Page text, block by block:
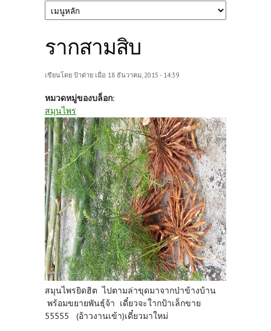
รากสามสิบ
เขียนโดย ป้าต่าย เมื่อ 18 ธันวาคม, 2015 - 14:39
หมวดหมู่ของบล็อก:
สมุนไพร
สมุนไพรยิดฮิต ไปตามล่าขุดมาจากป่าข้างบ้าน
พร้อมขยายพันธุ์จ้า เดี๋ยวจะใากป้าเล็กขาย
55555 (อ้าวงานเข้า)เดี๋ยวมาใหม่